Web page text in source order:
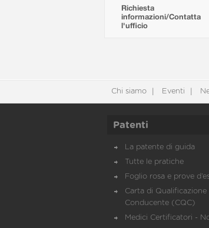
Richiesta
informazioni/Contatta
l'ufficio
Chi siamo Eventi
Patenti
La patente di guida
Tutte le pratiche
Foglio rosa e prove
Carta di Qualificazione
Conducente (CQC)
Medici Certificatori -